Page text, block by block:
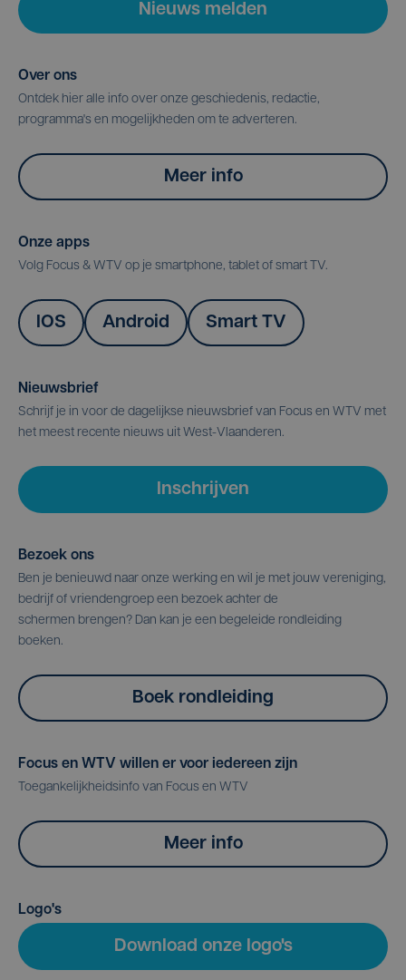
Nieuws melden
Over ons
Ontdek hier alle info over onze geschiedenis, redactie,
programma's en mogelijkheden om te adverteren.
Meer info
Onze apps
Volg Focus & WTV op je smartphone, tablet of smart TV.
IOS Android Smart TV
Nieuwsbrief
Schrijf je in voor de dagelijkse nieuwsbrief van Focus en WTV met
het meest recente nieuws uit West-Vlaanderen.
Inschrijven
Bezoek ons
Ben je benieuwd naar onze werking en wil je met jouw vereniging,
bedrijf of vriendengroep een bezoek achter de
schermen brengen? Dan kan je een begeleide rondleiding
boeken.
Boek rondleiding
Focus en WTV willen er voor iedereen zijn
Toegankelijkheidsinfo van Focus en WTV
Meer info
Logo's
Download onze logo's